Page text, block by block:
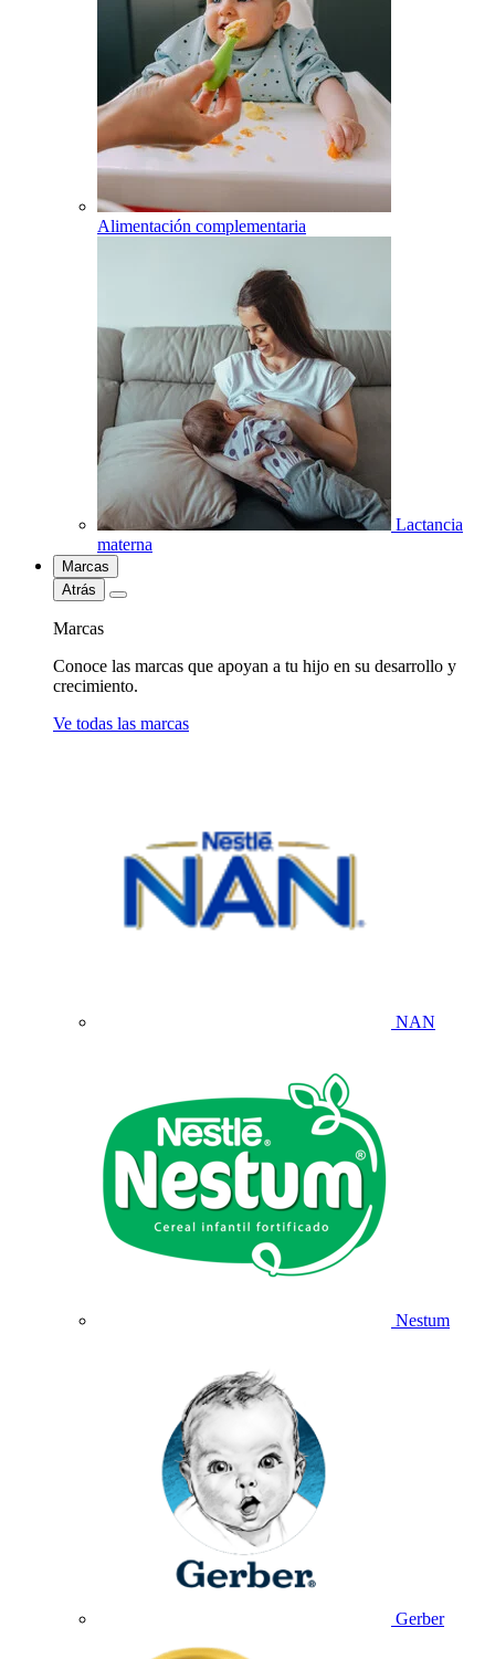
Alimentación complementaria
Lactancia
materna
Marcas
Atrás
Marcas
Conoce las marcas que apoyan a tu hijo en su desarrollo y
crecimiento.
Ve todas las marcas
NAN
Nestum
Gerber